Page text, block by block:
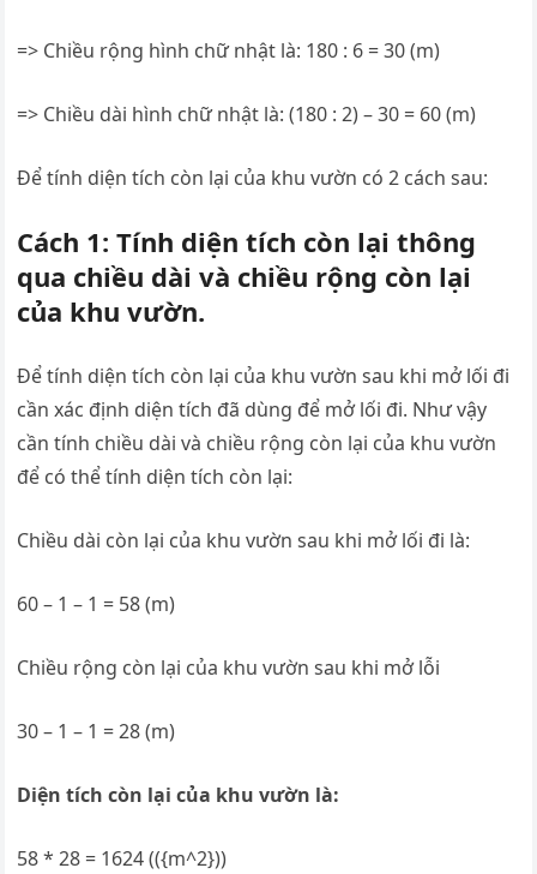
=> Chiều rộng hình chữ nhật là: 180 : 6 = 30 (m)
=> Chiều dài hình chữ nhật là: (180 : 2) – 30 = 60 (m)
Để tính diện tích còn lại của khu vườn có 2 cách sau:
Cách 1: Tính diện tích còn lại thông
qua chiều dài và chiều rộng còn lại
của khu vườn.
Để tính diện tích còn lại của khu vườn sau khi mở lối đi
cần xác định diện tích đã dùng để mở lối đi. Như vậy
cần tính chiều dài và chiều rộng còn lại của khu vườn
để có thể tính diện tích còn lại:
Chiều dài còn lại của khu vườn sau khi mở lối đi là:
60 – 1 – 1 = 58 (m)
Chiều rộng còn lại của khu vườn sau khi mở lỗi
30 – 1 – 1 = 28 (m)
Diện tích còn lại của khu vườn là:
58 * 28 = 1624 (({m^2}))